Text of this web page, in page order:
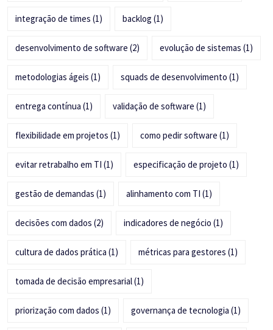
integração de times (1) backlog (1)
desenvolvimento de software (2) evolução de sistemas (1)
metodologias ágeis (1) squads de desenvolvimento (1)
entrega contínua (1) validação de software (1)
flexibilidade em projetos (1) como pedir software (1)
evitar retrabalho em TI (1) especificação de projeto (1)
gestão de demandas (1) alinhamento com TI (1)
decisões com dados (2) indicadores de negócio (1)
cultura de dados prática (1) métricas para gestores (1)
tomada de decisão empresarial(1)
priorização com dados (1) governança de tecnologia (1)